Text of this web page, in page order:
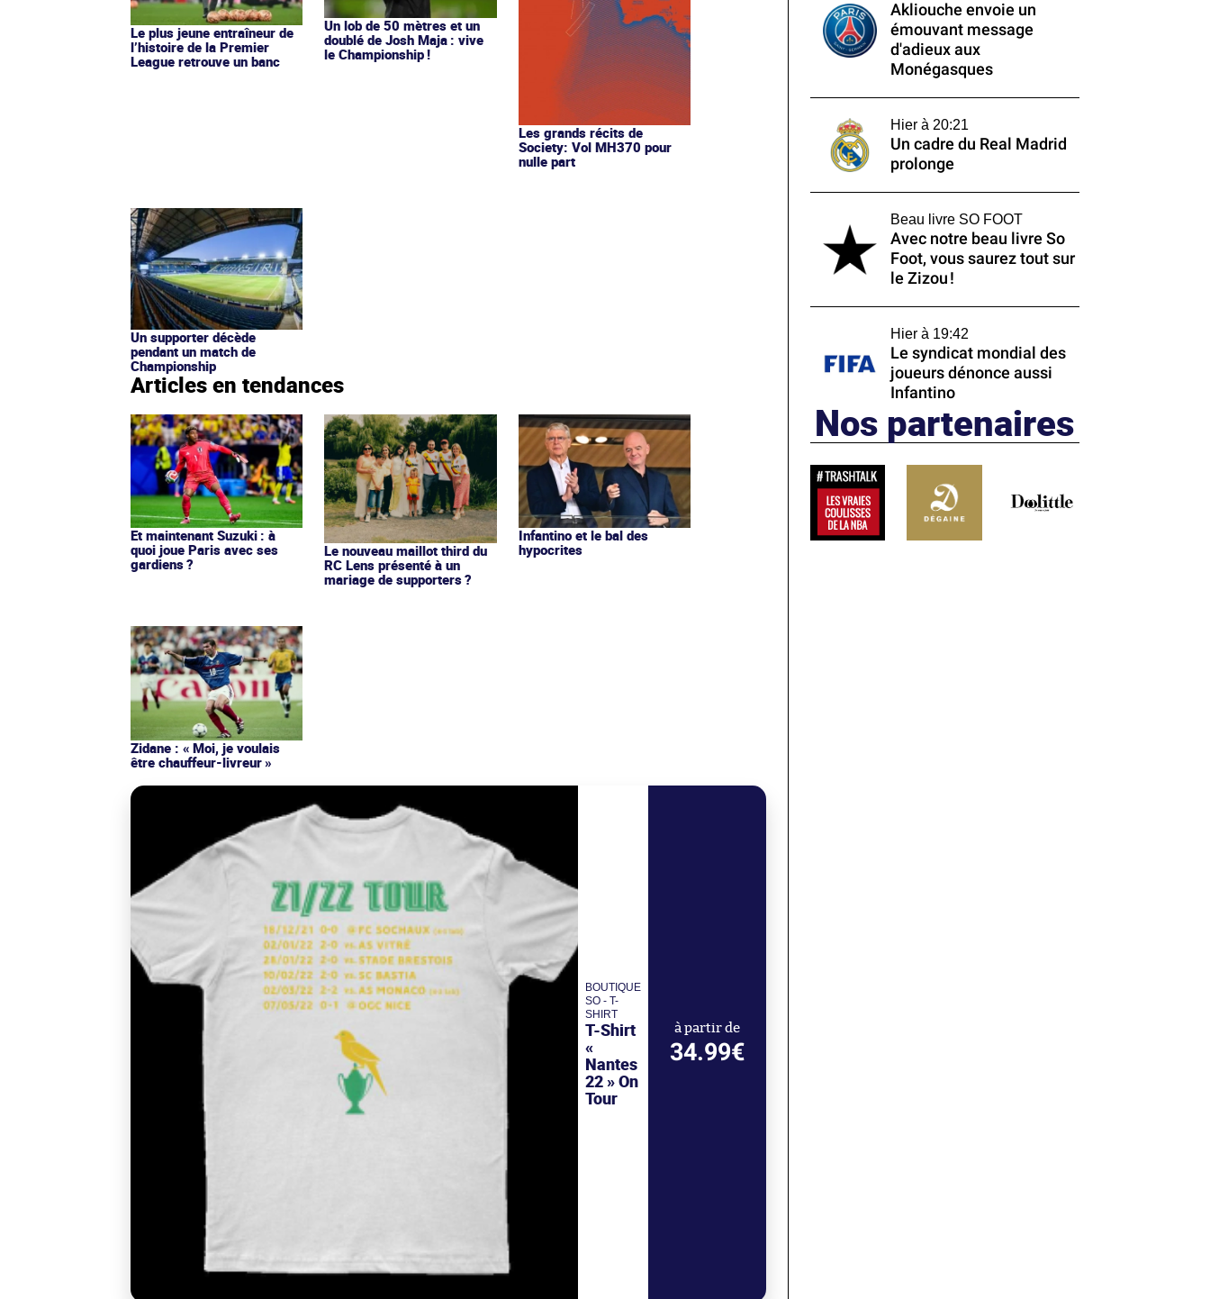
Le plus jeune entraîneur de
l’histoire de la Premier
League retrouve un banc
Un lob de 50 mètres et un
doublé de Josh Maja : vive
le Championship !
Les grands récits de
Society: Vol MH370 pour
nulle part
Un supporter décède
pendant un match de
Championship
Articles en tendances
Et maintenant Suzuki : à
quoi joue Paris avec ses
gardiens ?
Le nouveau maillot third du
RC Lens présenté à un
mariage de supporters ?
Infantino et le bal des
hypocrites
Zidane : « Moi, je voulais
être chauffeur-livreur »
BOUTIQUE
SO - T-
SHIRT
T-Shirt
«
Nantes
22 » On
Tour
à partir de
34.99€
Akliouche envoie un
émouvant message
d'adieux aux
Monégasques
Hier à 20:21
Un cadre du Real Madrid
prolonge
Beau livre SO FOOT
Avec notre beau livre So
Foot, vous saurez tout sur
le Zizou !
Hier à 19:42
Le syndicat mondial des
joueurs dénonce aussi
Infantino
Nos partenaires